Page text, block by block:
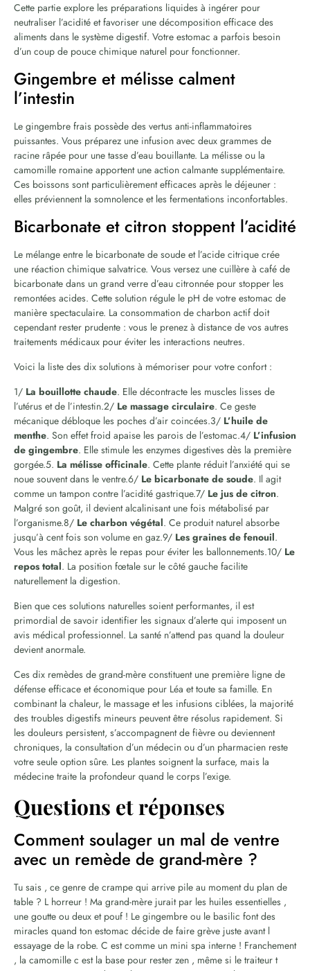
Cette partie explore les préparations liquides à ingérer pour
neutraliser l’acidité et favoriser une décomposition efficace des
aliments dans le système digestif. Votre estomac a parfois besoin
d’un coup de pouce chimique naturel pour fonctionner.
Gingembre et mélisse calment
l’intestin
Le gingembre frais possède des vertus anti-inflammatoires
puissantes. Vous préparez une infusion avec deux grammes de
racine râpée pour une tasse d’eau bouillante. La mélisse ou la
camomille romaine apportent une action calmante supplémentaire.
Ces boissons sont particulièrement efficaces après le déjeuner :
elles préviennent la somnolence et les fermentations inconfortables.
Bicarbonate et citron stoppent l’acidité
Le mélange entre le bicarbonate de soude et l’acide citrique crée
une réaction chimique salvatrice. Vous versez une cuillère à café de
bicarbonate dans un grand verre d’eau citronnée pour stopper les
remontées acides. Cette solution régule le pH de votre estomac de
manière spectaculaire. La consommation de charbon actif doit
cependant rester prudente : vous le prenez à distance de vos autres
traitements médicaux pour éviter les interactions neutres.
Voici la liste des dix solutions à mémoriser pour votre confort :
1/ La bouillotte chaude. Elle décontracte les muscles lisses de
l’utérus et de l’intestin.2/ Le massage circulaire. Ce geste
mécanique débloque les poches d’air coincées.3/ L’huile de
menthe. Son effet froid apaise les parois de l’estomac.4/ L’infusion
de gingembre. Elle stimule les enzymes digestives dès la première
gorgée.5. La mélisse officinale. Cette plante réduit l’anxiété qui se
noue souvent dans le ventre.6/ Le bicarbonate de soude. Il agit
comme un tampon contre l’acidité gastrique.7/ Le jus de citron.
Malgré son goût, il devient alcalinisant une fois métabolisé par
l’organisme.8/ Le charbon végétal. Ce produit naturel absorbe
jusqu’à cent fois son volume en gaz.9/ Les graines de fenouil.
Vous les mâchez après le repas pour éviter les ballonnements.10/ Le
repos total. La position fœtale sur le côté gauche facilite
naturellement la digestion.
Bien que ces solutions naturelles soient performantes, il est
primordial de savoir identifier les signaux d’alerte qui imposent un
avis médical professionnel. La santé n’attend pas quand la douleur
devient anormale.
Ces dix remèdes de grand-mère constituent une première ligne de
défense efficace et économique pour Léa et toute sa famille. En
combinant la chaleur, le massage et les infusions ciblées, la majorité
des troubles digestifs mineurs peuvent être résolus rapidement. Si
les douleurs persistent, s’accompagnent de fièvre ou deviennent
chroniques, la consultation d’un médecin ou d’un pharmacien reste
votre seule option sûre. Les plantes soignent la surface, mais la
médecine traite la profondeur quand le corps l’exige.
Questions et réponses
Comment soulager un mal de ventre
avec un remède de grand-mère ?
Tu sais , ce genre de crampe qui arrive pile au moment du plan de
table ? L horreur ! Ma grand-mère jurait par les huiles essentielles ,
une goutte ou deux et pouf ! Le gingembre ou le basilic font des
miracles quand ton estomac décide de faire grève juste avant l
essayage de la robe. C est comme un mini spa interne ! Franchement
, la camomille c est la base pour rester zen , même si le traiteur t